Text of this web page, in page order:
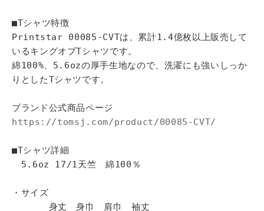
■Tシャツ特徴
Printstar 00085-CVTは、累計1.4億枚以上販売して
いるキングオブTシャツです。
綿100%、5.6ozの厚手生地なので、洗濯にも強いしっか
りとしたTシャツです。
ブランド公式商品ページ
https://tomsj.com/product/00085-CVT/
■Tシャツ詳細
5.6oz 17/1天竺 綿100％
・サイズ
身丈 身巾 肩巾 袖丈